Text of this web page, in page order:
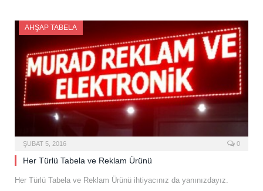
AHŞAP TABELA
ŞUBAT 5, 2016 0
Her Türlü Tabela ve Reklam Ürünü
Her Türlü Tabela ve Reklam Ürünü ihtiyacınız da yanınızdayız.